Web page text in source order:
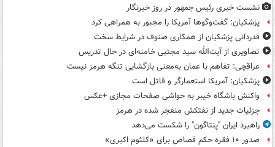
نشست خبری رئیس جمهور در روز خبرنگار
پزشکیان: گفت‌وگوها آمریکا را مجبور به همراهی کرد
قدردانی پزشکیان از همکاری صنوف در شرایط سخت
تصاویری از آیت‌الله سید مجتبی خامنه‌ای در حال تدریس
عراقچی: تفاهم با عمان به‌معنی بازگشایی تنگه هرمز نیست
پزشکیان: آمریکا استعمارگر و قاتل است
واکنش باشگاه خیبر به حواشی صفحات مجازی +عکس
جزئیات جدید از نفتکش منفجر شده در هرمز
راهبرد ایران "پنتاگون" را شکست می‌دهد
صدور ۱۰ فقره حکم قصاص برای «کلثوم اکبری»